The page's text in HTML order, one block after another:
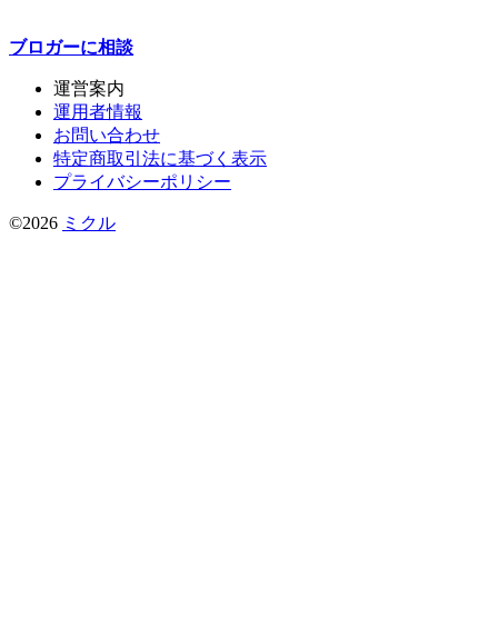
ブロガーに相談
運営案内
運用者情報
お問い合わせ
特定商取引法に基づく表示
プライバシーポリシー
©2026 ミクル